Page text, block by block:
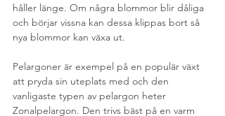
håller länge. Om några blommor blir dåliga
och börjar vissna kan dessa klippas bort så
nya blommor kan växa ut.
Pelargoner är exempel på en populär växt
att pryda sin uteplats med och den
vanligaste typen av pelargon heter
Zonalpelargon. Den trivs bäst på en varm